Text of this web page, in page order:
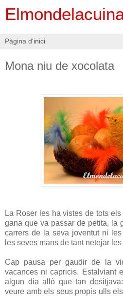
Mona niu de xocolata
La Roser les ha vistes de tots
gana que va passar de petita, la
carrers de la seva joventut ni
les seves mans de tant netejar
Cap pausa per gaudir de la
vacances ni capricis. Estalviant
algun dia allò que tan
veure amb els seus propis ulls